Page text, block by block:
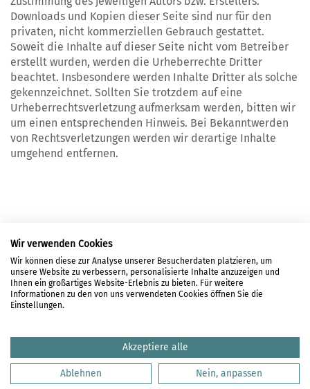
Downloads und Kopien dieser Seite sind nur für den
privaten, nicht kommerziellen Gebrauch gestattet.
Soweit die Inhalte auf dieser Seite nicht vom Betreiber
erstellt wurden, werden die Urheberrechte Dritter
beachtet. Insbesondere werden Inhalte Dritter als solche
gekennzeichnet. Sollten Sie trotzdem auf eine
Urheberrechtsverletzung aufmerksam werden, bitten wir
um einen entsprechenden Hinweis. Bei Bekanntwerden
von Rechtsverletzungen werden wir derartige Inhalte
umgehend entfernen.
LOGIN
HAFTUNGSAUSSCHLUSS
IMPRESSUM
KONTAKT
Wir verwenden Cookies
Wir können diese zur Analyse unserer Besucherdaten platzieren, um
unsere Website zu verbessern, personalisierte Inhalte anzuzeigen und
Ihnen ein großartiges Website-Erlebnis zu bieten. Für weitere
Informationen zu den von uns verwendeten Cookies öffnen Sie die
Einstellungen.
Akzeptiere alle
Ablehnen Nein, anpassen